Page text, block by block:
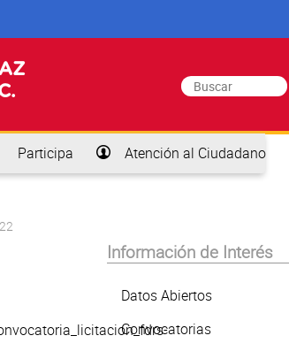
Formulario
Buscar
Participa Atención al Ciudadano
Información de Interés
Datos Abiertos
Convocatorias